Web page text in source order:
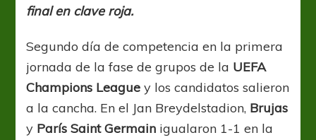
final en clave roja.
Segundo día de competencia en la primera
jornada de la fase de grupos de la UEFA
Champions League y los candidatos salieron
a la cancha. En el Jan Breydelstadion, Brujas
y París Saint Germain igualaron 1-1 en la